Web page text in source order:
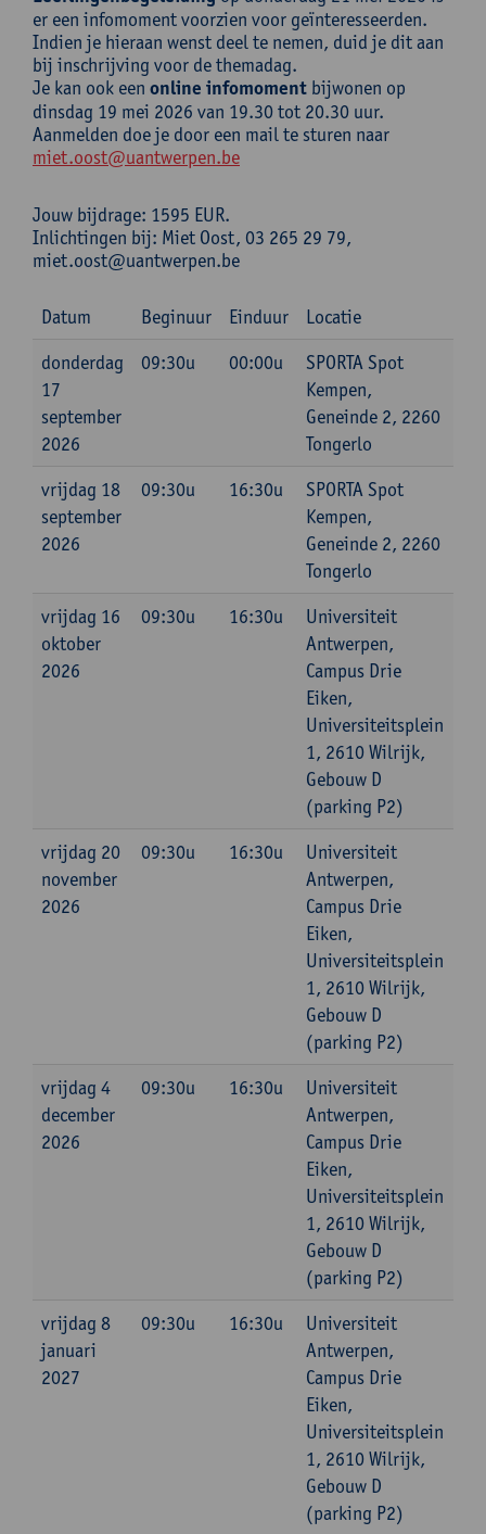
er een infomoment voorzien voor geïnteresseerden.
Indien je hieraan wenst deel te nemen, duid je dit aan
bij inschrijving voor de themadag.
Je kan ook een online infomoment bijwonen op
dinsdag 19 mei 2026 van 19.30 tot 20.30 uur.
Aanmelden doe je door een mail te sturen naar
miet.oost@uantwerpen.be
Jouw bijdrage: 1595 EUR.
Inlichtingen bij: Miet Oost, 03 265 29 79,
miet.oost@uantwerpen.be
Datum Beginuur Einduur
Locatie
donderdag
17
september
2026
09:30u 00:00u
SPORTA Spot
Kempen,
Geneinde 2, 2260
Tongerlo
vrijdag 18
september
2026
09:30u 16:30u
SPORTA Spot
Kempen,
Geneinde 2, 2260
Tongerlo
vrijdag 16
oktober
2026
09:30u 16:30u
Universiteit
Antwerpen,
Campus Drie
Eiken,
Universiteitsplein
1, 2610 Wilrijk,
Gebouw D
(parking P2)
vrijdag 20
november
2026
09:30u 16:30u
Universiteit
Antwerpen,
Campus Drie
Eiken,
Universiteitsplein
1, 2610 Wilrijk,
Gebouw D
(parking P2)
vrijdag 4
december
2026
09:30u 16:30u
Universiteit
Antwerpen,
Campus Drie
Eiken,
Universiteitsplein
1, 2610 Wilrijk,
Gebouw D
(parking P2)
vrijdag 8
januari
2027
09:30u 16:30u
Universiteit
Antwerpen,
Campus Drie
Eiken,
Universiteitsplein
1, 2610 Wilrijk,
Gebouw D
(parking P2)